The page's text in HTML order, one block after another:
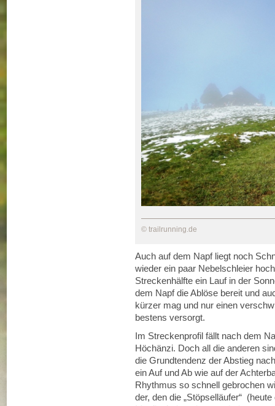
© trailrunning.de
Auch auf dem Napf liegt noch
wieder ein paar Nebelschleier
Streckenhälfte ein Lauf in der
dem Napf die Ablöse bereit und
kürzer mag und nur einen
bestens versorgt.
Im Streckenprofil fällt nach dem
Höchänzi. Doch all die anderen
die Grundtendenz der Abstieg
ein Auf und Ab wie auf der
Rhythmus so schnell gebrochen
der, den die „Stöpselläufer“